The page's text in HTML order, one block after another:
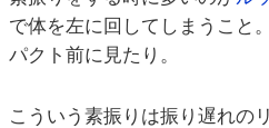
で体を左に回してしまうこと
パクト前に見たり。
こういう素振りは振り遅れの